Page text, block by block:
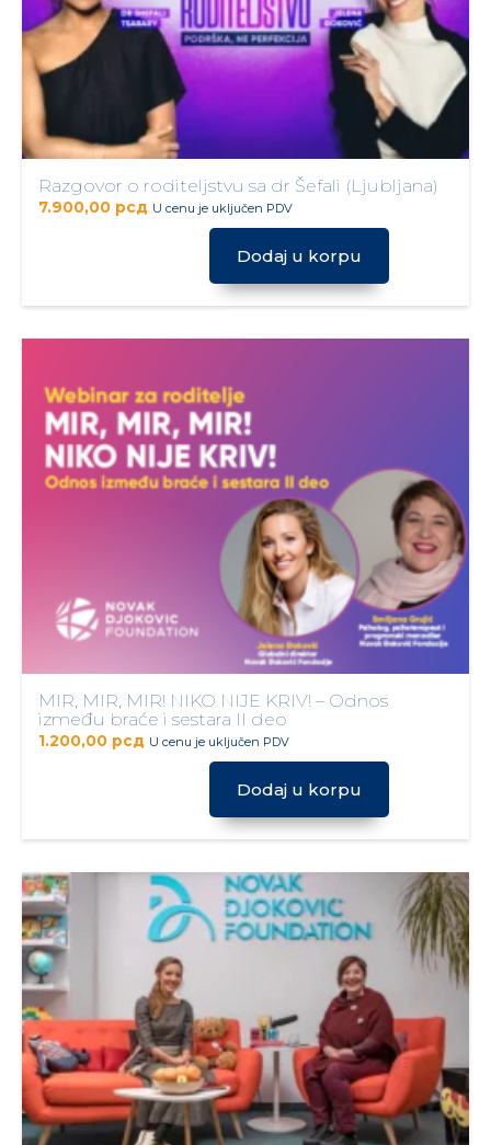
Razgovor o roditeljstvu sa dr Šefali (Ljubljana)
7.900,00 рсд U cenu je uključen PDV
Dodaj u korpu
MIR, MIR, MIR! NIKO NIJE KRIV! – Odnos
između braće i sestara II deo
1.200,00 рсд U cenu je uključen PDV
Dodaj u korpu